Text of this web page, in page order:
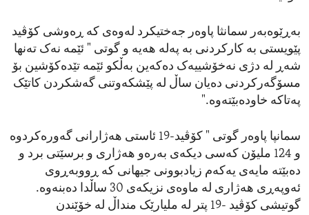
بەڕێوەبەر سمانثا پاوەر جەختیکرد لەوەی کە ڕەوشی کۆڤید
پێویستی بە کارکردنی بە پەلە هەیە و گوتی " ئێمە نەک تەنها
شەڕ لە دژی نەخۆشییەک دەکەین بەڵکو ئێمە تێدەکۆشین بۆ
مسۆگەرکردنی دەیان ساڵ لە پێشکەوتنی گەشکردن کاتێک
پەتاکە خاودەبێتەوە."
سمانپا پاوەر گوتی " کۆڤید-19 ئاستی هەژارانی گەورەکردوە
و 124 ملیۆن کەسی دیکەی بەرەو هەژاری و برسێتی برد و
دەبێتە مایەی یەکەم زیادبوونی جیهانی کە ڕووبەڕوی
ئەوپەڕی هەژاری لە ماوەی نزیکەی 30 ساڵدا دەبنەوە.
گوتیشی کۆڤید -19 پتر لە ملیارێک منداڵ لە خۆێندن